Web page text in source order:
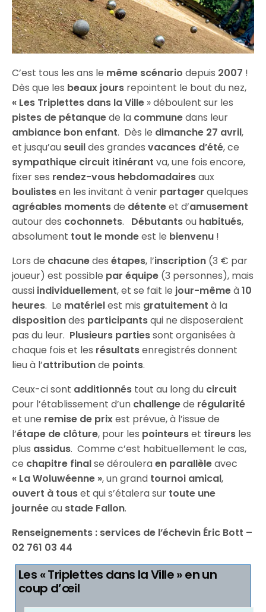
C’est tous les ans le même scénario depuis 2007 !
Dès que les beaux jours repointent le bout du nez,
« Les Triplettes dans la Ville » déboulent sur les
pistes de pétanquede la communedans leur
ambiance bon enfant. Dès le dimanche 27 avril,
et jusqu’au seuildes grandesvacances d’été, ce
sympathique circuit itinérant va, une fois encore,
fixer ses rendez-vous hebdomadairesaux
boulistesen les invitant à venir partager quelques
agréables momentsde détenteet d’amusement
autour des cochonnets. Débutantsou habitués,
absolument tout le mondeest le bienvenu !
Lors de chacunedesétapes, l’inscription (3 € par
joueur) est possible par équipe (3 personnes), mais
aussi individuellement, et se fait le jour-mêmeà10
heures. Le matérielest mis gratuitement à la
dispositiondes participantsqui ne disposeraient
pas du leur. Plusieurs partiessont organisées à
chaque fois et les résultatsenregistrés donnent
lieu à l’attributionde points.
Ceux-ci sont additionnés tout au long du circuit
pour l’établissement d’un challengede régularité
et une remise de prixest prévue, à l’issue de
l’étape de clôture, pour les pointeurset tireurs les
plus assidus. Comme c’est habituellement le cas,
ce chapitre finalse dérouleraen parallèleavec
« La Woluwéenne », un grand tournoi amical,
ouvert à touset qui s’étalera sur toute une
journéeau stade Fallon.
Renseignements : services de l’échevin Éric Bott –
02 761 03 44
Les « Triplettes dans la Ville » en un
coup d’œil